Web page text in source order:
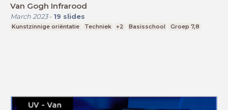
Van Gogh Infrarood
March 2023- 19 slides
Kunstzinnige oriëntatie Techniek +2 Basisschool Groep 7,8